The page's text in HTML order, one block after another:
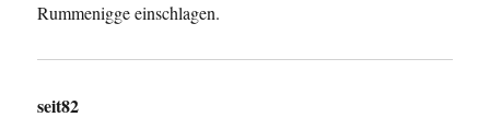
Rummenigge einschlagen.
seit82